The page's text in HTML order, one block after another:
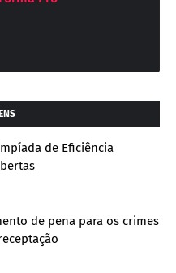
de Eficiência
de pena para os crimes